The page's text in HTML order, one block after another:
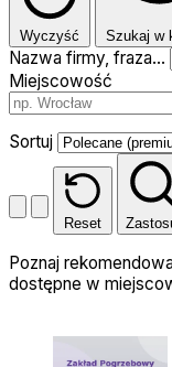
Wyczyść Szukaj w
Nazwa firmy, fraza…
Miejscowość
Sortuj
Reset
Poznaj
dostępne w